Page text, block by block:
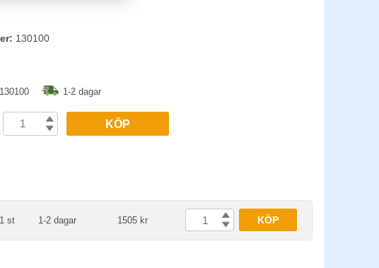
130100
130100 1-2 dagar
KÖP
1 st 1-2 dagar 1505 kr KÖP